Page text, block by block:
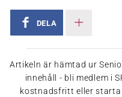
äldrefrågor och vårdfrågor
ytterligare två
inriktning.
Barsom med ansvar för
Henningsson som är
DELA
Artikeln är hämtad ur
innehåll - bli medlem i
kostnadsfritt eller starta